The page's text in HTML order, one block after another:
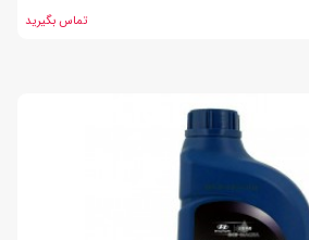
تماس بگیرید